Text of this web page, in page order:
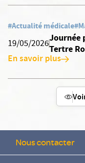
#Actualité médicale
19/05/2026
Journée
Tertre
En savoir plus
Nous contacter